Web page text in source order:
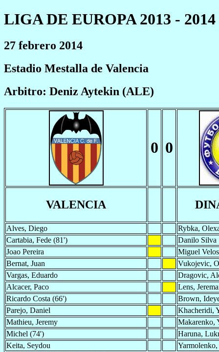
LIGA DE EUROPA 2013 - 2014
27 febrero 2014
Estadio Mestalla de Valencia
Arbitro: Deniz Aytekin (ALE)
0 0
VALENCIA
Alves, Diego
Rybka,
Cartabia, Fede (81')
Danilo Silva
Joao Pereira
Miguel
Bernat, Juan
Vukojevic,
Vargas, Eduardo
Dragovic,
Alcacer, Paco
Lens,
Ricardo Costa (66')
Brown,
Parejo, Daniel
Khacheridi,
Mathieu, Jeremy
Makarenko,
Michel (74')
Haruna,
Keita, Seydou